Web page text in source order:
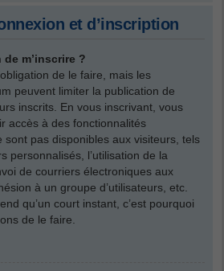
et d’inscription
m’inscrire ?
de le faire, mais les
peuvent limiter la publication de
inscrits. En vous inscrivant, vous
accès à des fonctionnalités
sont pas disponibles aux visiteurs, tels
personnalisés, l’utilisation de la
de courriers électroniques aux
à un groupe d’utilisateurs, etc.
qu’un court instant, c’est pourquoi
de le faire.